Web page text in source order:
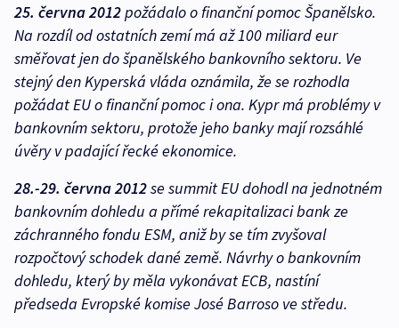
25. června 2012požádalo o finanční pomoc Španělsko.
Na rozdíl od ostatních zemí má až 100 miliard eur
směřovat jen do španělského bankovního sektoru. Ve
stejný den Kyperská vláda oznámila, že se rozhodla
požádat EU o finanční pomoc i ona. Kypr má problémy v
bankovním sektoru, protože jeho banky mají rozsáhlé
úvěry v padající řecké ekonomice.
28.-29. června 2012se summit EU dohodl na jednotném
bankovním dohledu a přímé rekapitalizaci bank ze
záchranného fondu ESM, aniž by se tím zvyšoval
rozpočtový schodek dané země. Návrhy o bankovním
dohledu, který by měla vykonávat ECB, nastíní
předseda Evropské komise José Barroso ve středu.